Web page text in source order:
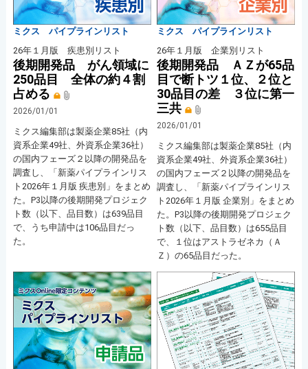
ミクス パイプラインリスト
26年１月版 疾患別リスト
後期開発品 がん領域に
250品目 全体の約４割
占める
2026/01/01
ミクス編集部は製薬企業85社（内
資系企業49社、外資系企業36社）
の国内フェーズ２以降の開発品を
調査し、「新薬パイプラインリス
ト2026年１月版 疾患別」をまとめ
た。P3以降の後期開発プロジェク
ト数（以下、品目数）は639品目
で、うち申請中は106品目だっ
た。
ミクス パイプラインリスト
26年１月版 企業別リスト
後期開発品 ＡＺが65品
目で断トツ１位、２位と
30品目の差 ３位に第一
三共
2026/01/01
ミクス編集部は製薬企業85社（内
資系企業49社、外資系企業36社）
の国内フェーズ２以降の開発品を
調査し、「新薬パイプラインリス
ト2026年１月版 企業別」をまとめ
た。P3以降の後期開発プロジェク
ト数（以下、品目数）は655品目
で、１位はアストラゼネカ（Ａ
Ｚ）の65品目だった。